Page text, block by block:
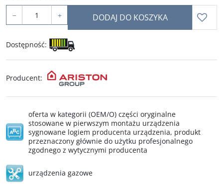
− + DODAJ DO KOSZYKA
Dostępność:
Producent:
oferta w kategorii (OEM/O) części oryginalne
stosowane w pierwszym montażu urządzenia
sygnowane logiem producenta urządzenia, produkt
przeznaczony głównie do użytku profesjonalnego
zgodnego z wytycznymi producenta
urządzenia gazowe